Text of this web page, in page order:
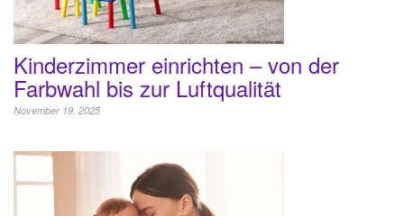
Kinderzimmer einrichten – von der
Farbwahl bis zur Luftqualität
November 19, 2025